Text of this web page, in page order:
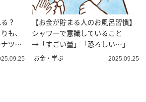
？
も、
ツ探
【お金が貯まる人のお風呂習慣】
シャワーで意識していること
→「すごい量」「恐ろしい…」
お金・学ぶ 2025.09.25